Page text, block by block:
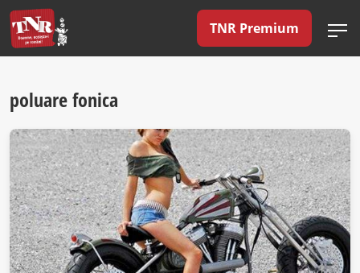
TNR Premium
poluare fonica